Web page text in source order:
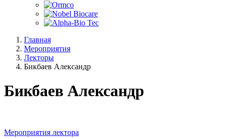
Главная
Мероприятия
Лекторы
Бикбаев Александр
Бикбаев Александр
Мероприятия лектора